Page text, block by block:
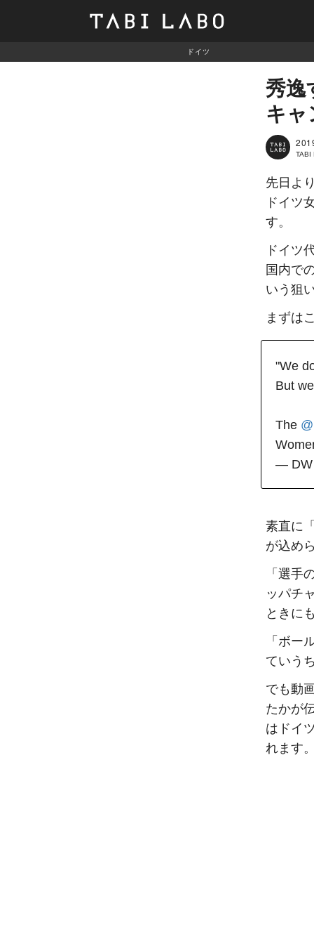
ドイツ
秀逸
キャ
TABI
先日よ
ドイツ
す。
ドイツ
国内で
いう狙
まずは
"We
But
The
— DW
素直に
が込め
「選手
ッパチ
ときに
「ボー
ていう
でも動
たかが
はドイ
れます